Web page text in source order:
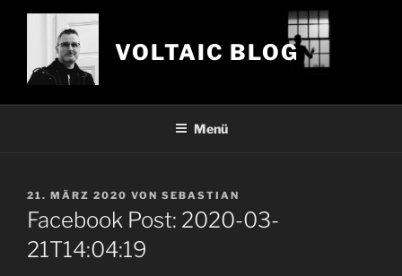
Zum
VOLTAIC BLOG
Menü
VERÖFFENTLICHT
AM
21. MÄRZ 2020 VON SEBASTIAN
Facebook Post: 2020-03-
21T14:04:19